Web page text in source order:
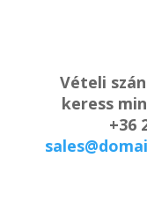
Vételi
keress
+36